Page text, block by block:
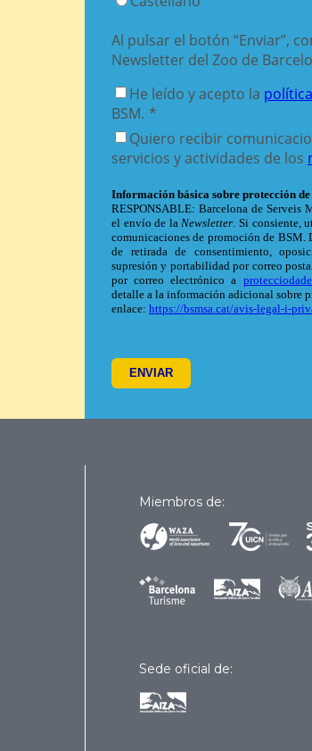
Miembros de:
Sede oficial de: